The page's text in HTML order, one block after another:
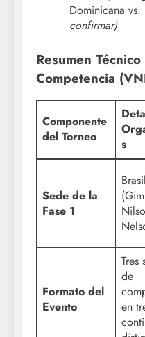
Dominicana vs.
confirmar)
Resumen
Competencia
Componente
del Torneo
s
Sede de la
Fase 1
Formato del
Evento
Tres
de
en